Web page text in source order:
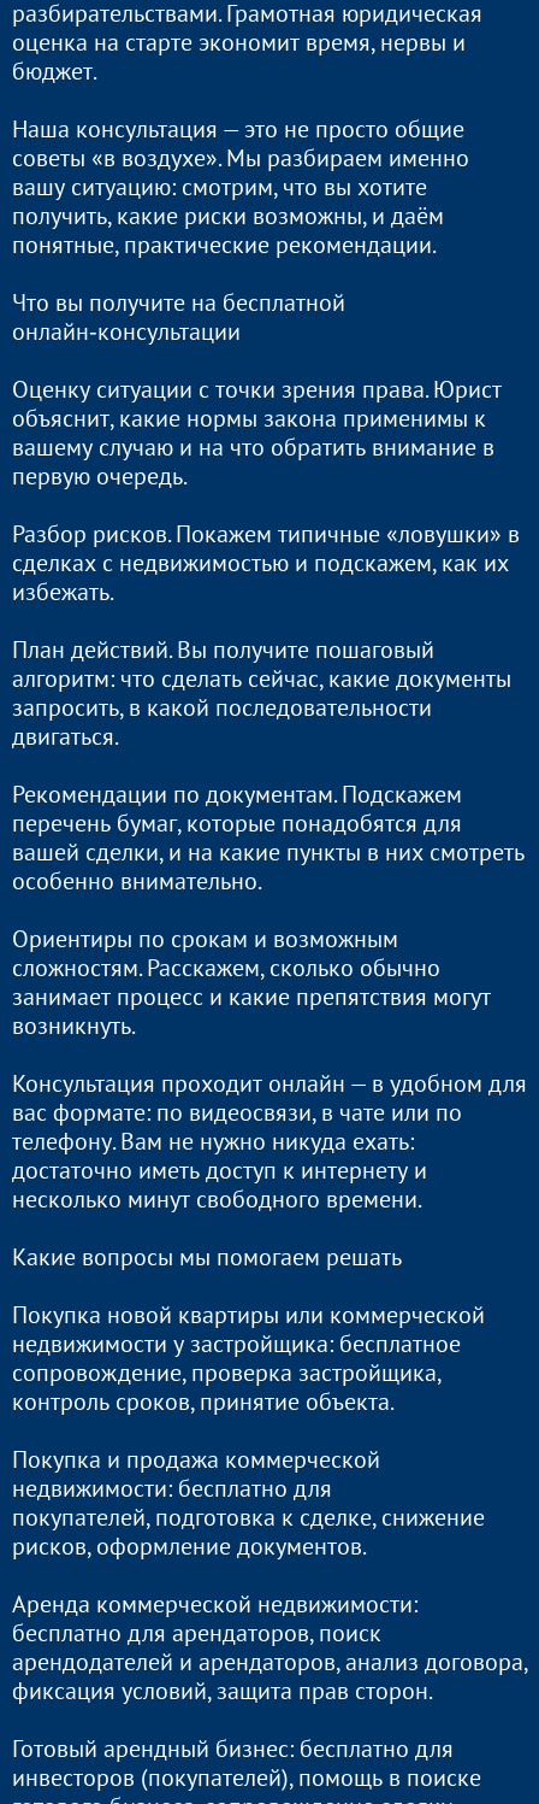
разбирательствами. Грамотная юридическая
оценка на старте экономит время, нервы и
бюджет.
Наша консультация — это не просто общие
советы «в воздухе». Мы разбираем именно
вашу ситуацию: смотрим, что вы хотите
получить, какие риски возможны, и даём
понятные, практические рекомендации.
Что вы получите на бесплатной
онлайн‑консультации
Оценку ситуации с точки зрения права. Юрист
объяснит, какие нормы закона применимы к
вашему случаю и на что обратить внимание в
первую очередь.
Разбор рисков. Покажем типичные «ловушки» в
сделках с недвижимостью и подскажем, как их
избежать.
План действий. Вы получите пошаговый
алгоритм: что сделать сейчас, какие документы
запросить, в какой последовательности
двигаться.
Рекомендации по документам. Подскажем
перечень бумаг, которые понадобятся для
вашей сделки, и на какие пункты в них смотреть
особенно внимательно.
Ориентиры по срокам и возможным
сложностям. Расскажем, сколько обычно
занимает процесс и какие препятствия могут
возникнуть.
Консультация проходит онлайн — в удобном для
вас формате: по видеосвязи, в чате или по
телефону. Вам не нужно никуда ехать:
достаточно иметь доступ к интернету и
несколько минут свободного времени.
Какие вопросы мы помогаем решать
Покупка новой квартиры или коммерческой
недвижимости у застройщика: бесплатное
сопровождение, проверка застройщика,
контроль сроков, принятие объекта.
Покупка и продажа коммерческой
недвижимости: бесплатно для
покупателей, подготовка к сделке, снижение
рисков, оформление документов.
Аренда коммерческой недвижимости:
бесплатно для арендаторов, поиск
арендодателей и арендаторов, анализ договора,
фиксация условий, защита прав сторон.
Готовый арендный бизнес: бесплатно для
инвесторов (покупателей), помощь в поиске